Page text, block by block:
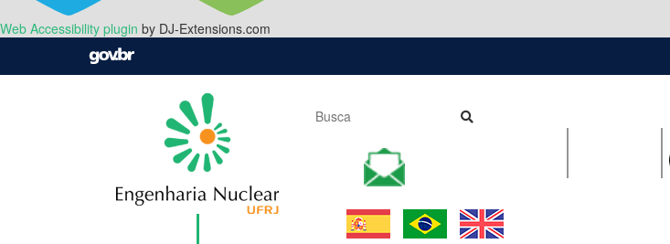
Web Accessibility plugin by DJ-Extensions.com